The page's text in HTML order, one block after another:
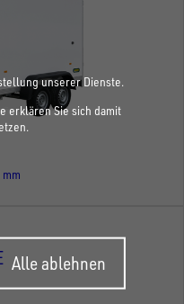
unserer Dienste.
erklären Sie sich damit
Alle ablehnen